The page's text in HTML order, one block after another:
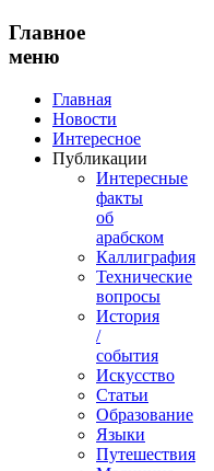
Главное
меню
Главная
Новости
Интересное
Публикации
Интересные
факты
об
арабском
Каллиграфия
Технические
вопросы
История
/
события
Искусство
Статьи
Образование
Языки
Путешествия